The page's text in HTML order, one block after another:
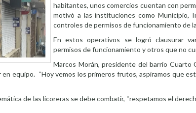
habitantes, unos comercios cuentan con
motivó a las instituciones como Municipio,
controles de permisos de funcionamiento de
En estos operativos se logró clausurar
permisos de funcionamiento y otros que no
Marcos Morán, presidente del barrio Cuarto
equipo. “Hoy vemos los primeros frutos, aspiramos que
de las licoreras se debe combatir, “respetamos el